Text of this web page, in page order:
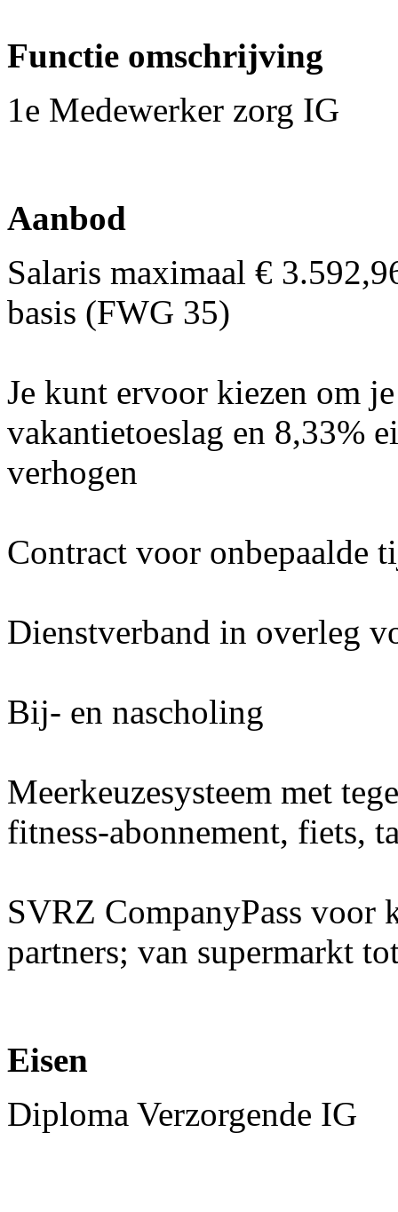
Functie omschrijving
1e Medewerker zorg IG
Aanbod
Salaris maximaal €
basis (FWG 35)
Je kunt ervoor kiezen om
vakantietoeslag en 8,33%
verhogen
Contract voor onbepaalde
Dienstverband in overleg
Bij- en nascholing
Meerkeuzesysteem met
fitness-abonnement, fiets,
SVRZ CompanyPass voor
partners; van supermarkt
Eisen
Diploma Verzorgende IG